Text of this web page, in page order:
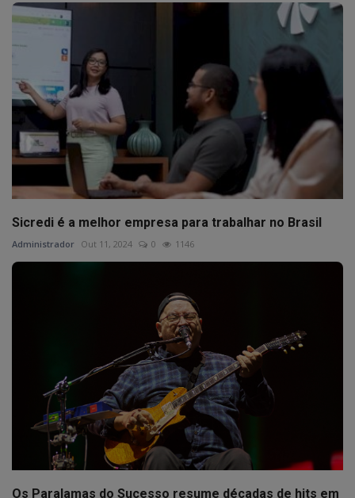
Sicredi é a melhor empresa para trabalhar no Brasil
Administrador Out 11, 2024 0 1146
Os Paralamas do Sucesso resume décadas de hits em